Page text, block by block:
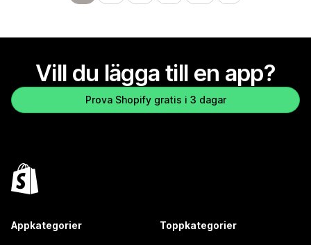
Vill du lägga till en app?
Prova Shopify gratis i 3 dagar
Appkategorier Toppkategorier